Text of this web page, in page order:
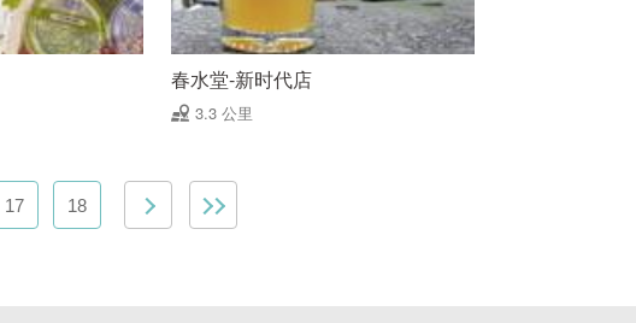
春水堂-新时代店
3.3 公里
17 18